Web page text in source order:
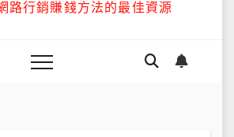
路行銷賺錢方法的最佳資源